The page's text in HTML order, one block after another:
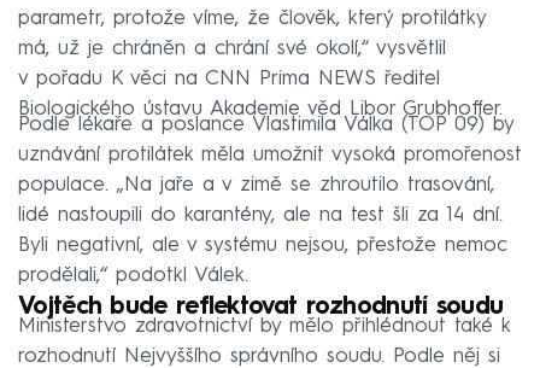
parametr, protože víme, že člověk, který protilátky
má, už je chráněn a chrání své okolí,“ vysvětlil
v pořadu K věci na CNN Prima NEWS ředitel
Biologického ústavu Akademie věd Libor Grubhoffer.
Podle lékaře a poslance Vlastimila Válka (TOP 09) by
uznávání protilátek měla umožnit vysoká promořenost
populace. „Na jaře a v zimě se zhroutilo trasování,
lidé nastoupili do karantény, ale na test šli za 14 dní.
Byli negativní, ale v systému nejsou, přestože nemoc
prodělali,“ podotkl Válek.
Vojtěch bude reflektovat rozhodnutí soudu
Ministerstvo zdravotnictví by mělo přihlédnout také k
rozhodnutí Nejvyššího správního soudu. Podle něj si